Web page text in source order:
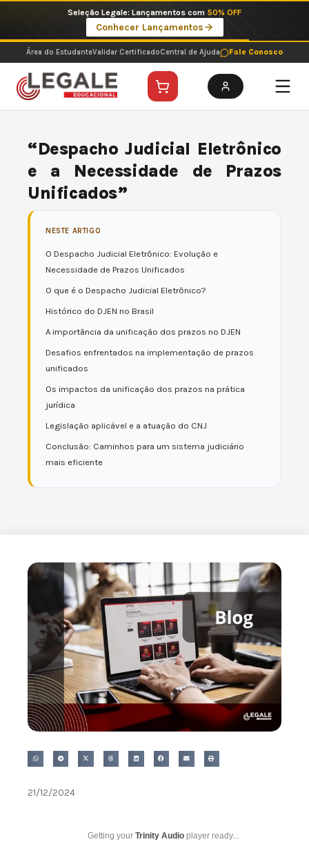
o
conteúdo
Seleção Legale: Lançamentos com 50% OFF
Conhecer Lançamentos
Área do EstudanteValidar CertificadoCentral de Ajuda Fale Conosco
“Despacho Judicial Eletrônico
e a Necessidade de Prazos
Unificados”
NESTE ARTIGO
O Despacho Judicial Eletrônico: Evolução e
Necessidade de Prazos Unificados
O que é o Despacho Judicial Eletrônico?
Histórico do DJEN no Brasil
A importância da unificação dos prazos no DJEN
Desafios enfrentados na implementação de prazos
unificados
Os impactos da unificação dos prazos na prática
jurídica
Legislação aplicável e a atuação do CNJ
Conclusão: Caminhos para um sistema judiciário
mais eficiente
21/12/2024
Getting your Trinity Audio player ready...